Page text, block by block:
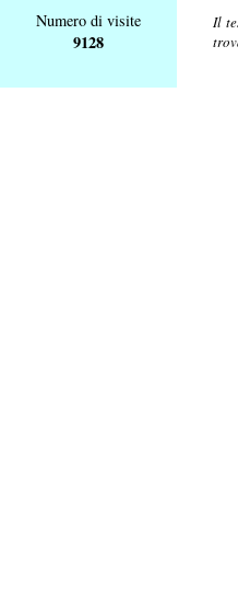
Numero di visite
9128
Il